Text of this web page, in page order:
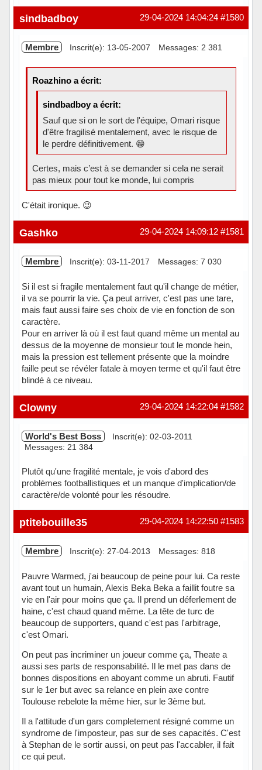
Hors ligne #1580
29-04-2024 14:04:24
sindbadboy
Membre Inscrit(e): 13-05-2007 Messages: 2 381
Roazhino a écrit:
sindbadboy a écrit:
Sauf que si on le sort de l'équipe, Omari risque
d'être fragilisé mentalement, avec le risque de
le perdre définitivement. 😁
Certes, mais c’est à se demander si cela ne serait
pas mieux pour tout ke monde, lui compris
C'était ironique. 😉
Hors ligne #1581
29-04-2024 14:09:12
Gashko
Membre Inscrit(e): 03-11-2017 Messages: 7 030
Si il est si fragile mentalement faut qu'il change de métier,
il va se pourrir la vie. Ça peut arriver, c'est pas une tare,
mais faut aussi faire ses choix de vie en fonction de son
caractère.
Pour en arriver là où il est faut quand même un mental au
dessus de la moyenne de monsieur tout le monde hein,
mais la pression est tellement présente que la moindre
faille peut se révéler fatale à moyen terme et qu'il faut être
blindé à ce niveau.
Hors ligne #1582
29-04-2024 14:22:04
Clowny
World's Best Boss
Inscrit(e): 02-03-2011
Messages: 21 384
Plutôt qu'une fragilité mentale, je vois d'abord des
problèmes footballistiques et un manque d'implication/de
caractère/de volonté pour les résoudre.
Hors ligne #1583
29-04-2024 14:22:50
ptitebouille35
Membre Inscrit(e): 27-04-2013 Messages: 818
Pauvre Warmed, j'ai beaucoup de peine pour lui. Ca reste
avant tout un humain, Alexis Beka Beka a faillit foutre sa
vie en l'air pour moins que ça. Il prend un déferlement de
haine, c'est chaud quand même. La tête de turc de
beaucoup de supporters, quand c'est pas l'arbitrage,
c'est Omari.
On peut pas incriminer un joueur comme ça, Theate a
aussi ses parts de responsabilité. Il le met pas dans de
bonnes dispositions en aboyant comme un abruti. Fautif
sur le 1er but avec sa relance en plein axe contre
Toulouse rebelote la même hier, sur le 3ème but.
Il a l'attitude d'un gars completement résigné comme un
syndrome de l'imposteur, pas sur de ses capacités. C'est
à Stephan de le sortir aussi, on peut pas l'accabler, il fait
ce qui peut.